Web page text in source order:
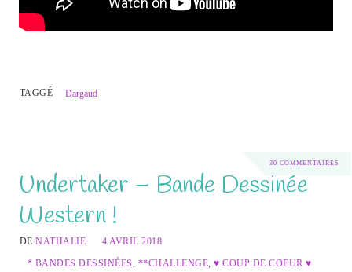
TAGGÉ Dargaud
30 COMMENTAIRES
Undertaker – Bande Dessinée
Western !
DENATHALIE
4 AVRIL 2018
* BANDES DESSINÉES
**CHALLENGE ,♥ COUP DE COEUR ♥